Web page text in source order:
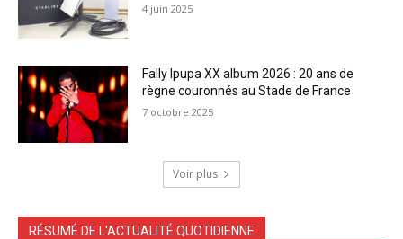
4 juin 2025
Fally Ipupa XX album 2026 : 20 ans de
règne couronnés au Stade de France
7 octobre 2025
Voir plus
RÉSUMÉ DE L'ACTUALITÉ QUOTIDIENNE